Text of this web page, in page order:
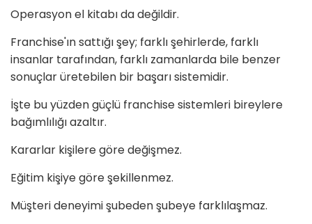
Operasyon el kitabı da değildir.
Franchise'ın sattığı şey; farklı şehirlerde, farklı
insanlar tarafından, farklı zamanlarda bile benzer
sonuçlar üretebilen bir başarı sistemidir.
İşte bu yüzden güçlü franchise sistemleri bireylere
bağımlılığı azaltır.
Kararlar kişilere göre değişmez.
Eğitim kişiye göre şekillenmez.
Müşteri deneyimi şubeden şubeye farklılaşmaz.